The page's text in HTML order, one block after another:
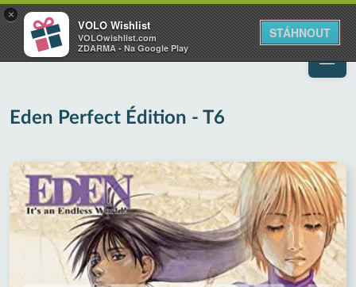
VOLO
Váš online wishlist
×
VOLO Wishlist
VOLOwishlist.com
ZDARMA - Na Google Play
STÁHNOUT
Eden Perfect Édition - T6